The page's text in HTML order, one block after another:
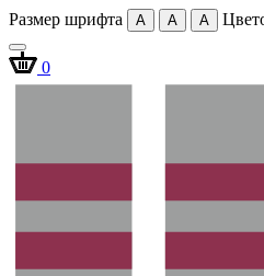
Размер шрифта A A A
0